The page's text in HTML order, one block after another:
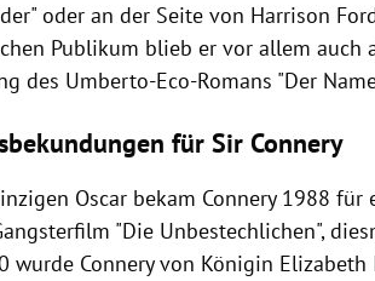
oder an der Seite von Harrison
Publikum blieb er vor allem
des Umberto-Eco-Romans "Der
für Sir Connery
Oscar bekam Connery 1988
"Die Unbestechlichen",
wurde Connery von Königin